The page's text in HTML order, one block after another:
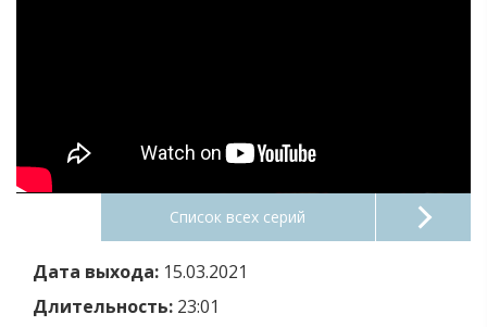
Список всех серий
Дата выхода: 15.03.2021
Длительность: 23:01